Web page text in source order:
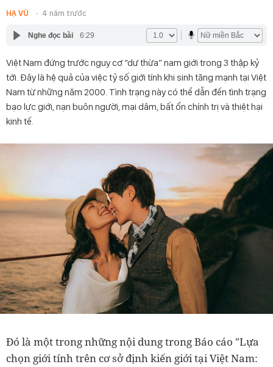
HẠ VŨ 4 năm trước
Nghe đọc bài 6:29
Việt Nam đứng trước nguy cơ “dư thừa” nam giới trong 3 thập kỷ
tới. Đây là hệ quả của việc tỷ số giới tính khi sinh tăng mạnh tại Việt
Nam từ những năm 2000. Tình trạng này có thể dẫn đến tình trạng
bạo lực giới, nạn buôn người, mại dâm, bất ổn chính trị và thiệt hại
kinh tế.
Đó là một trong những nội dung trong Báo cáo "Lựa
chọn giới tính trên cơ sở định kiến giới tại Việt Nam: